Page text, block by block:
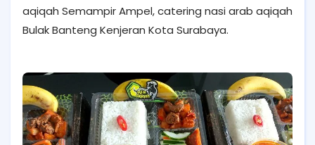
aqiqah Semampir Ampel, catering nasi arab aqiqah
Bulak Banteng Kenjeran Kota Surabaya.